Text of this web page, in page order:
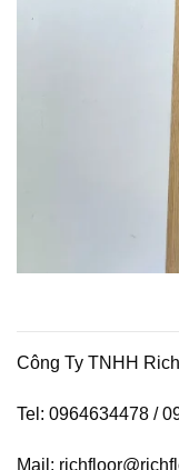
Công Ty TNHH
Tel: 0964634478 /
Mail: